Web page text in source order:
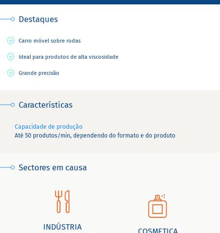
Destaques
Carro móvel sobre rodas
Ideal para produtos de alta viscosidade
Grande precisão
Características
Capacidade de produção
Até 50 produtos/min, dependendo do formato e do produto
Sectores em causa
INDÚSTRIA